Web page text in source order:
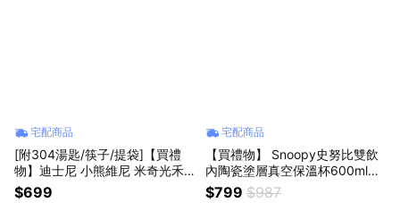
宅配商品
[附304湯匙/筷子/提袋]【買禮
物】迪士尼 小熊維尼 米奇光禾3
04不銹鋼餐盒提袋4件組700ml
｜兩款可選 正版授權
$699
宅配商品
【買禮物】 Snoopy史努比雙飲
內陶瓷塗層真空保溫杯600ml
+兩色萬用收納小包｜2色可選
生日禮物 生日快樂 處女座 天秤
$799 $987